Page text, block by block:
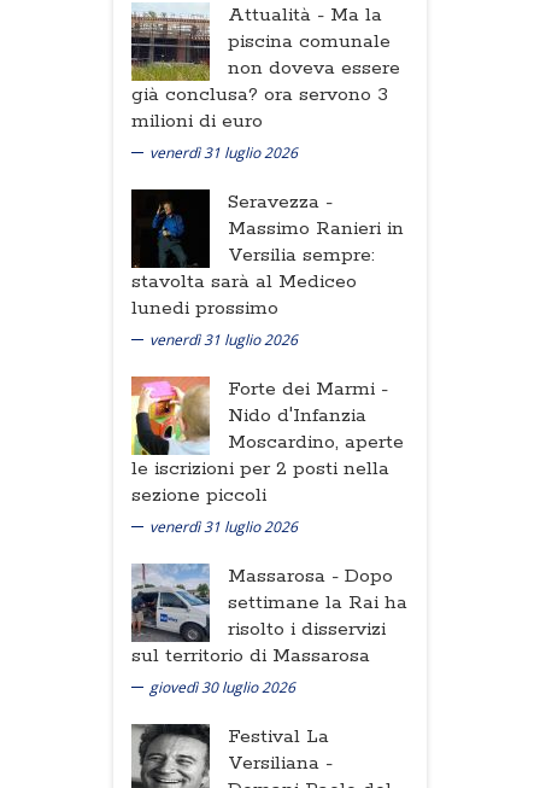
Attualità - Ma la
piscina comunale
non doveva essere
già conclusa? ora servono 3
milioni di euro
venerdì 31 luglio 2026
Seravezza -
Massimo Ranieri in
Versilia sempre:
stavolta sarà al Mediceo
lunedi prossimo
venerdì 31 luglio 2026
Forte dei Marmi -
Nido d'Infanzia
Moscardino, aperte
le iscrizioni per 2 posti nella
sezione piccoli
venerdì 31 luglio 2026
Massarosa - Dopo
settimane la Rai ha
risolto i disservizi
sul territorio di Massarosa
giovedì 30 luglio 2026
Festival La
Versiliana -